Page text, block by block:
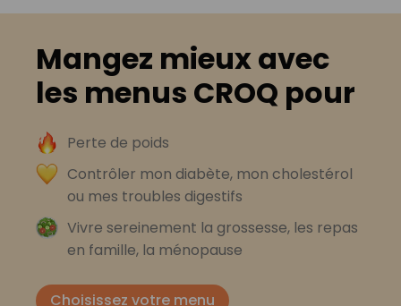
Mangez mieux avec
les menus CROQ pour
Perte de poids
Contrôler mon diabète, mon cholestérol
ou mes troubles digestifs
Vivre sereinement la grossesse, les repas
en famille, la ménopause
Choisissez votre menu